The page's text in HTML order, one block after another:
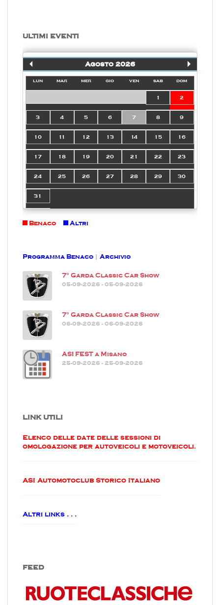
ULTIMI EVENTI
Agosto 2026
lun mar mer gio ven sab dom
1 2
3 4 5 6 7 8 9
10 11 12 13 14 15 16
17 18 19 20 21 22 23
24 25 26 27 28 29 30
31
Benaco Altri
Programma Benaco | Archivio
7° Garda Classic Car Show
05-09-2026 - 05-09-2026
7° Garda Classic Car Show
06-09-2026 - 06-09-2026
ASI FEST a Misano
25-09-2026 - 25-09-2026
LINK UTILI
Elenco delle date delle sessioni di
omologazione per autoveicoli e motoveicoli.
ASI Automotoclub Storico Italiano
Altri links . . .
FEED